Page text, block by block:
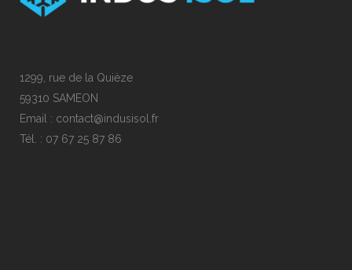
1299, rue de la Quièze
59310 SAMEON
Email : contact@indusisol.fr
Tél. : 07 67 25 87 86